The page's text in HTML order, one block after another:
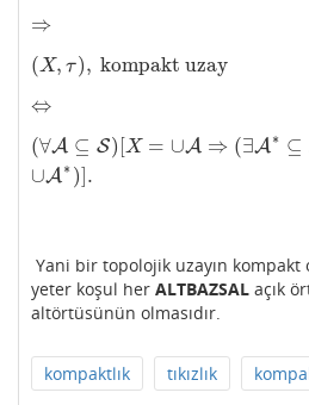
⇒
⇒
(X, τ), kompakt uzay
(X,τ),kompakt uzay
⇔
⇔
(∀A ⊆ S)[X = ∪A ⇒ (∃A∗ ⊆
∪A∗ )].
(∀A ⊆S [X =∪A⇒(∃A∗⊆A) |A
Yani bir topolojik uzayın kompakt
yeter koşul her ALTBAZSAL açık
altörtüsünün olmasıdır.
kompaktlık tıkızlık